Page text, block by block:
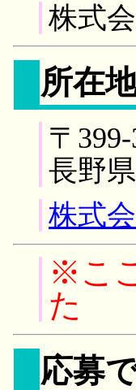
株式
所在
〒
長野
株式
※こ
た
応募